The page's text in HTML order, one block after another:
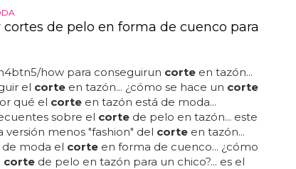
cortes de pelo en forma de cuenco para
how para conseguirun corteen tazón...
el corteen tazón... ¿cómo se hace un corte
qué el corteen tazón está de moda...
sobre el cortede pelo en tazón... este
versión menos "fashion" del corteen tazón...
moda el corteen forma de cuenco... ¿cómo
cortede pelo en tazón para un chico?... es el